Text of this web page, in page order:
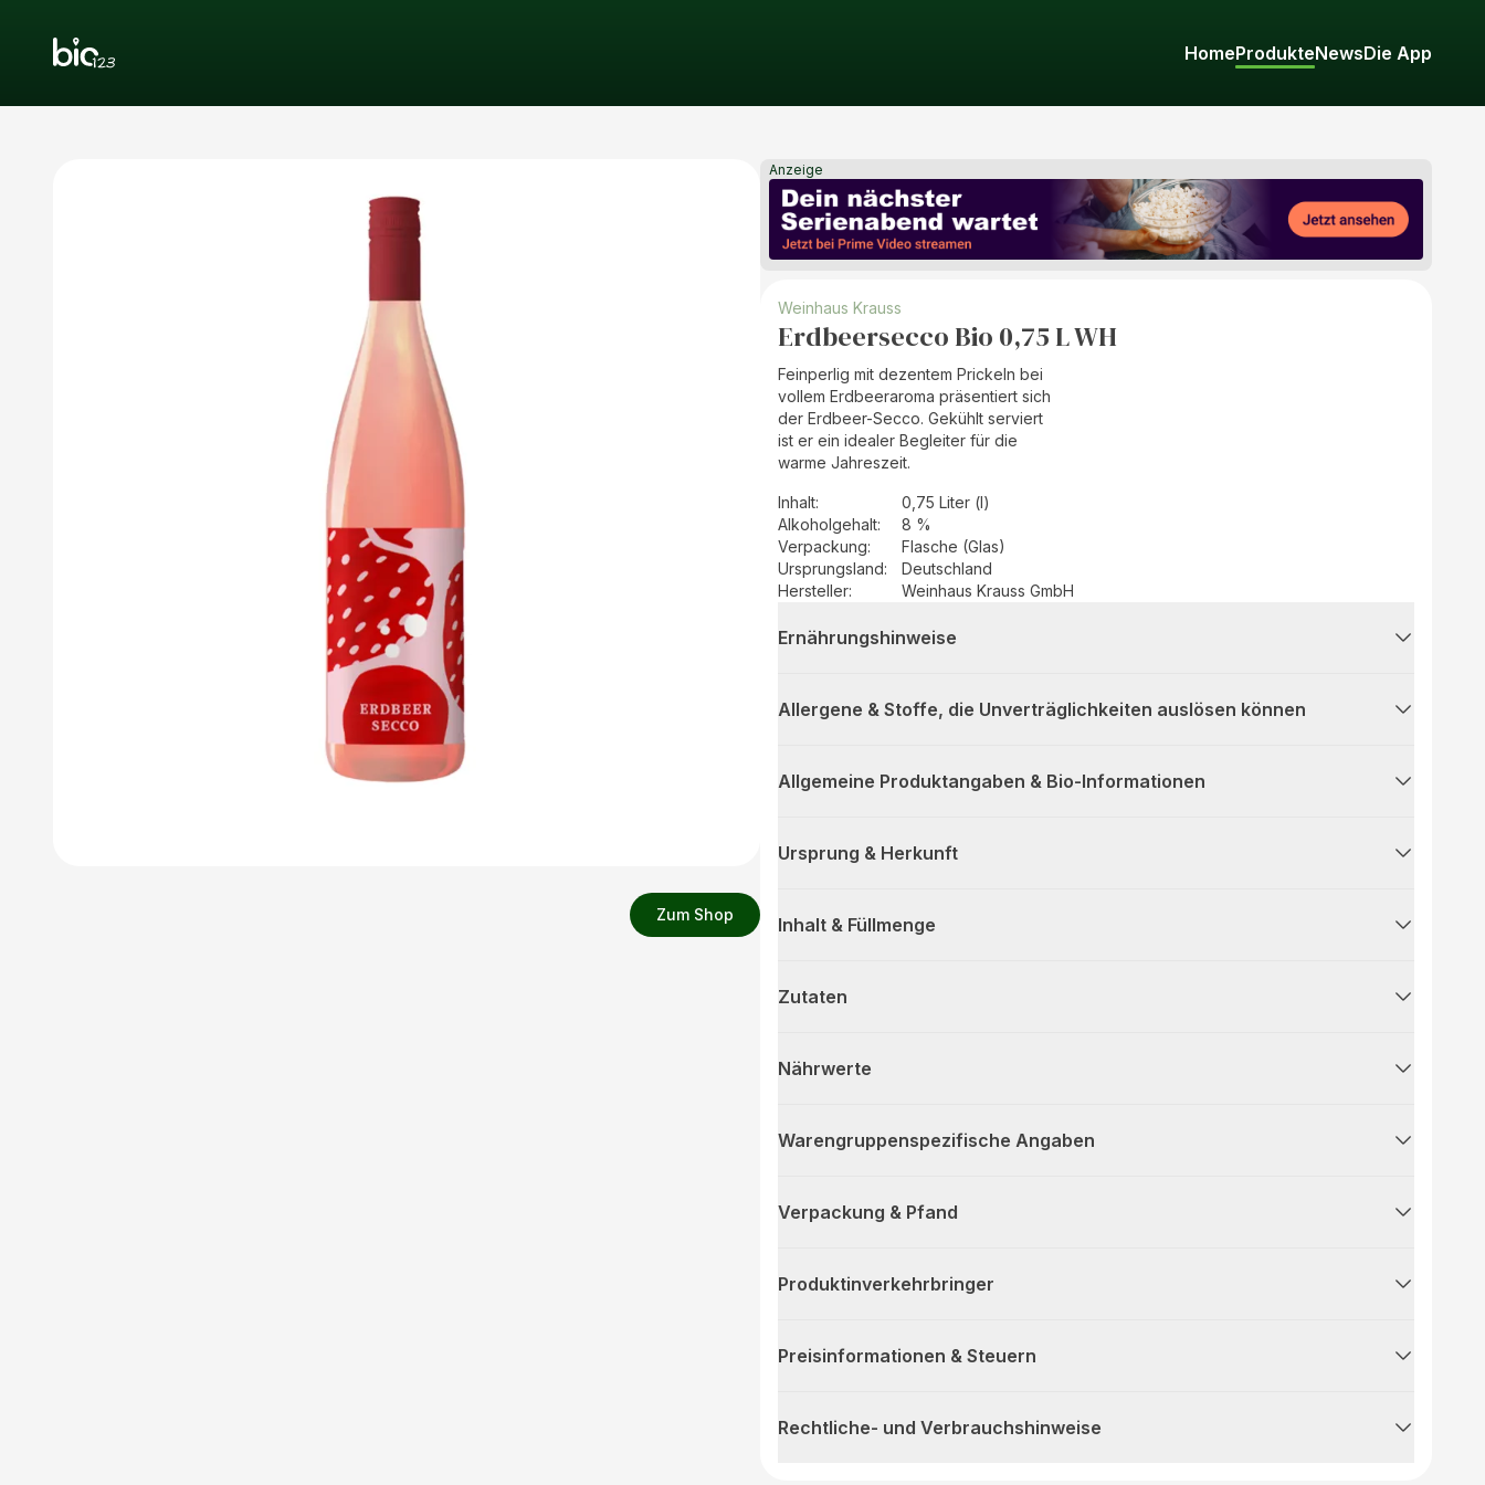
HomeProdukteNewsDie App
Zum Shop
Anzeige
Weinhaus Krauss
Erdbeersecco Bio 0,75 L WH
Feinperlig mit dezentem Prickeln bei
vollem Erdbeeraroma präsentiert sich
der Erdbeer-Secco. Gekühlt serviert
ist er ein idealer Begleiter für die
warme Jahreszeit.
Inhalt:
0,75 Liter (l)
Alkoholgehalt:
8 %
Verpackung:
Flasche (Glas)
Ursprungsland:
Deutschland
Hersteller: Weinhaus Krauss GmbH
Ernährungshinweise
Allergene & Stoffe, die Unverträglichkeiten auslösen können
Allgemeine Produktangaben & Bio-Informationen
Ursprung & Herkunft
Inhalt & Füllmenge
Zutaten
Nährwerte
Warengruppenspezifische Angaben
Verpackung & Pfand
Produktinverkehrbringer
Preisinformationen & Steuern
Rechtliche- und Verbrauchshinweise